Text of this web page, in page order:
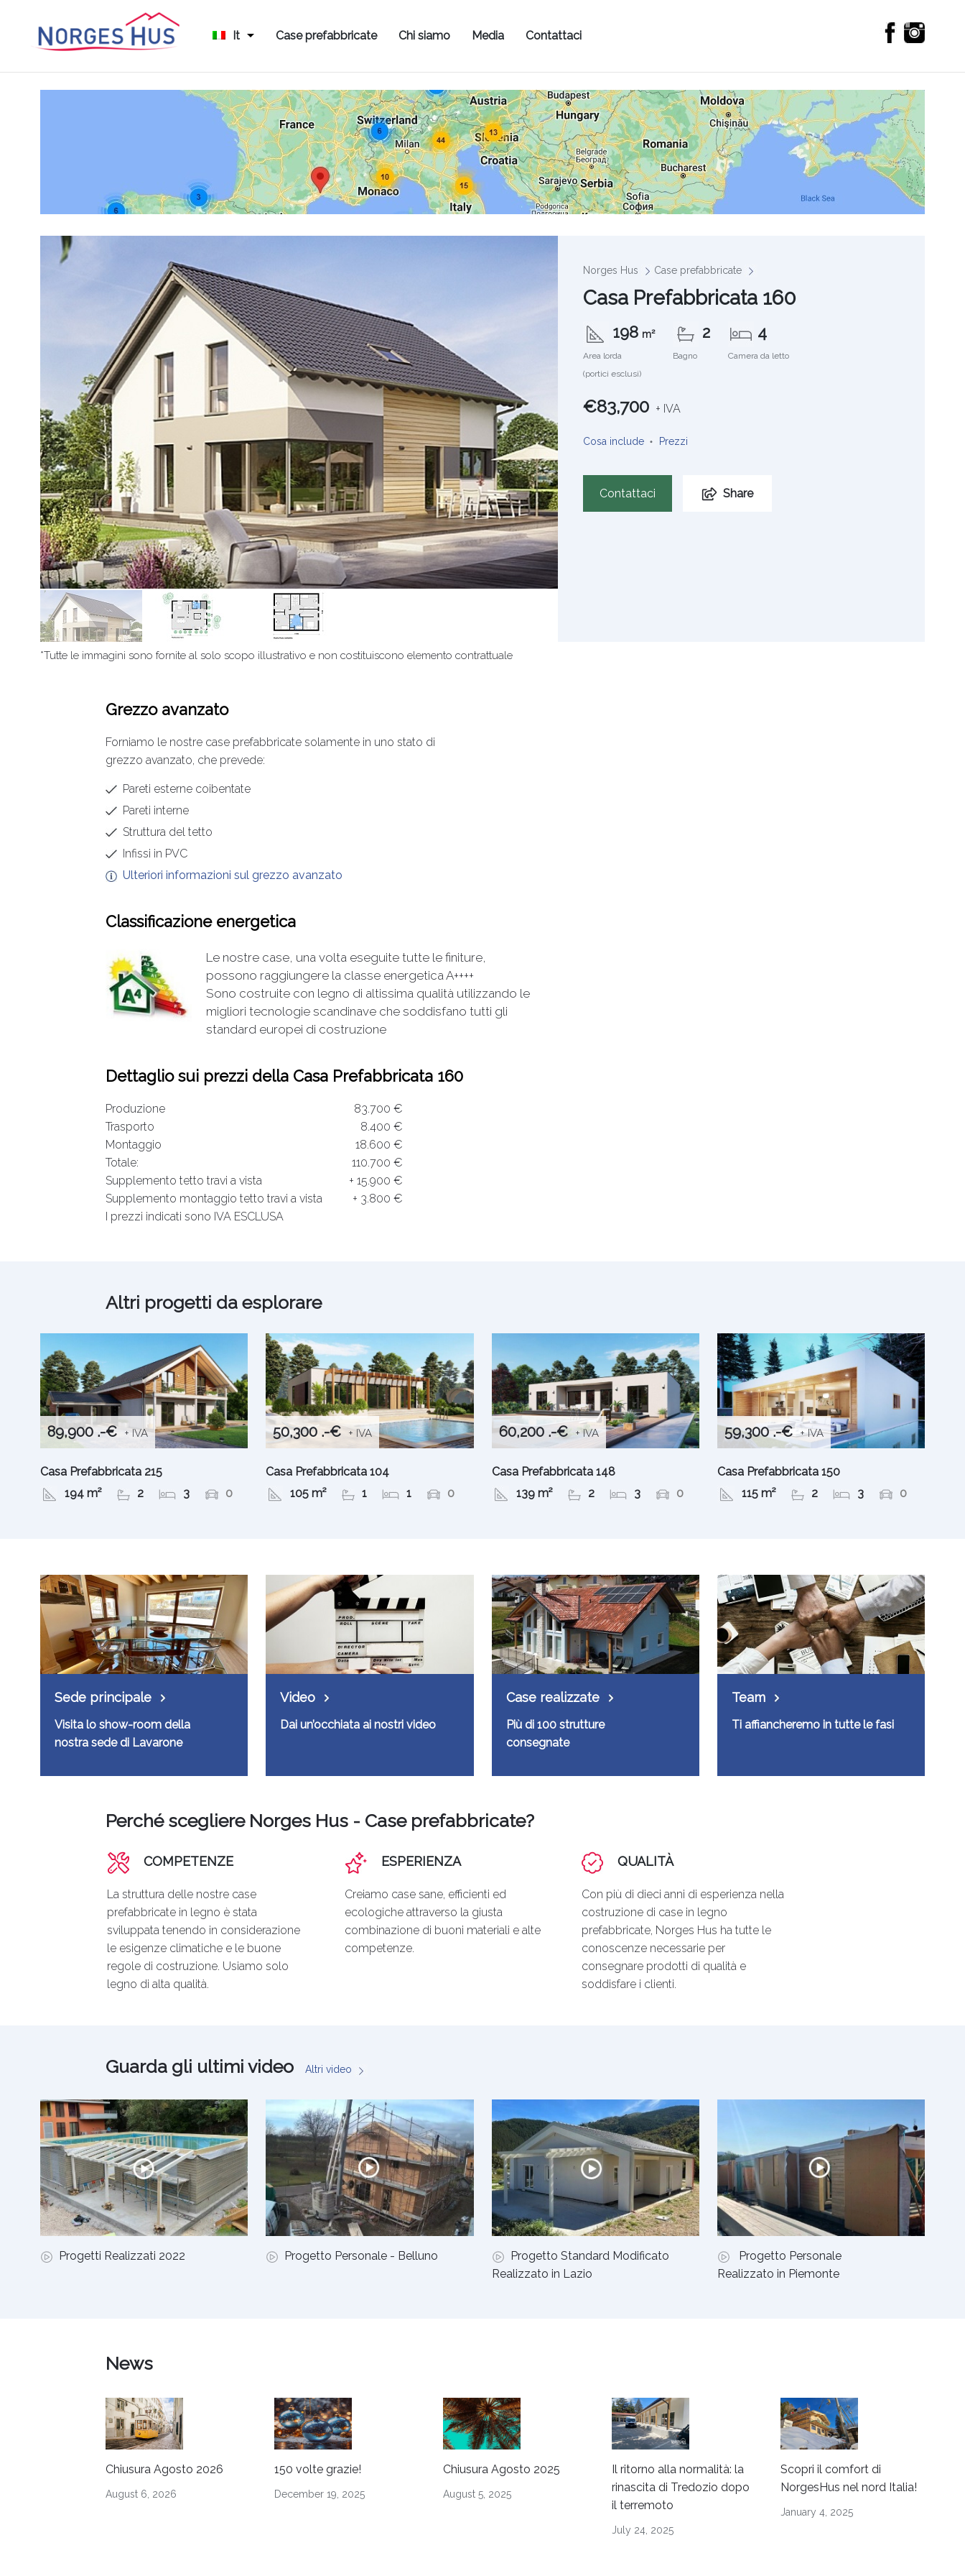
It Case prefabbricate Chi siamo Media Contattaci
*Tutte le immagini sono fornite al solo scopo illustrativo e non costituiscono elemento contrattuale
Norges Hus Case prefabbricate
Casa Prefabbricata 160
198 m²
Area lorda
(portici esclusi)
2
Bagno
4
Camera da letto
€83,700 + IVA
Cosa include Prezzi
Contattaci Share
Grezzo avanzato
Forniamo le nostre case prefabbricate solamente in uno stato di
grezzo avanzato, che prevede:
Pareti esterne coibentate
Pareti interne
Struttura del tetto
Infissi in PVC
Ulteriori informazioni sul grezzo avanzato
Classificazione energetica
Le nostre case, una volta eseguite tutte le finiture,
possono raggiungere la classe energetica A++++
Sono costruite con legno di altissima qualità utilizzando le
migliori tecnologie scandinave che soddisfano tutti gli
standard europei di costruzione
Dettaglio sui prezzi della Casa Prefabbricata 160
Produzione
83.700 €
Trasporto
8.400 €
Montaggio
18.600 €
Totale:
110.700 €
Supplemento tetto travi a vista
+ 15.900 €
Supplemento montaggio tetto travi a vista
I prezzi indicati sono IVA ESCLUSA
+ 3.800 €
Altri progetti da esplorare
89,900 .-€ + IVA
Casa Prefabbricata 215
194 m²
2 3 0
50,300 .-€ + IVA
Casa Prefabbricata 104
105 m²
1 1 0
60,200 .-€ + IVA
Casa Prefabbricata 148
139 m²
2 3 0
59,300 .-€ + IVA
Casa Prefabbricata 150
115 m²
2 3 0
Sede principale
Visita lo show-room della
nostra sede di Lavarone
Video
Dai un’occhiata ai nostri video
Case realizzate
Più di 100 strutture
consegnate
Team
Ti affiancheremo in tutte le fasi
Perché scegliere Norges Hus - Case prefabbricate?
COMPETENZE
La struttura delle nostre case
prefabbricate in legno è stata
sviluppata tenendo in considerazione
le esigenze climatiche e le buone
regole di costruzione. Usiamo solo
legno di alta qualità.
ESPERIENZA
Creiamo case sane, efficienti ed
ecologiche attraverso la giusta
combinazione di buoni materiali e alte
competenze.
QUALITÀ
Con più di dieci anni di esperienza nella
costruzione di case in legno
prefabbricate, Norges Hus ha tutte le
conoscenze necessarie per
consegnare prodotti di qualità e
soddisfare i clienti.
Guarda gli ultimi video Altri video
Progetti Realizzati 2022 Progetto Personale - Belluno
Progetto Standard Modificato
Realizzato in Lazio
Progetto Personale
Realizzato in Piemonte
News
Chiusura Agosto 2026
August 6, 2026
150 volte grazie!
December 19, 2025
Chiusura Agosto 2025
August 5, 2025
Il ritorno alla normalità: la
rinascita di Tredozio dopo
il terremoto
July 24, 2025
Scopri il comfort di
NorgesHus nel nord Italia!
January 4, 2025